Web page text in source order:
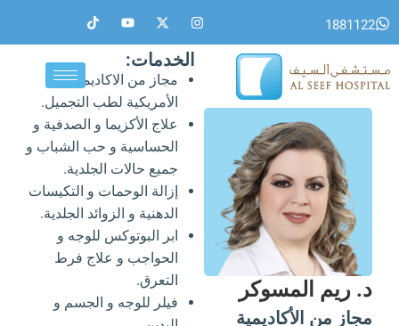
إلى 1881122
I
n
s
a
g
m
X
-
t
i
t
e
r
Y
o
u
t
u
b
e
T
i
k
k
د. ريم المسوكر
مجاز من الأكاديمية
الخدمات:
مجاز من الاكاديمية
الأمريكية لطب التجميل.
علاج الأكزيما و الصدفية و
الحساسية و حب الشباب و
جميع حالات الجلدية.
إزالة الوحمات و التكيسات
الدهنية و الزوائد الجلدية.
ابر البوتوكس للوجه و
الحواجب و علاج فرط
التعرق.
فيلر للوجه و الجسم و